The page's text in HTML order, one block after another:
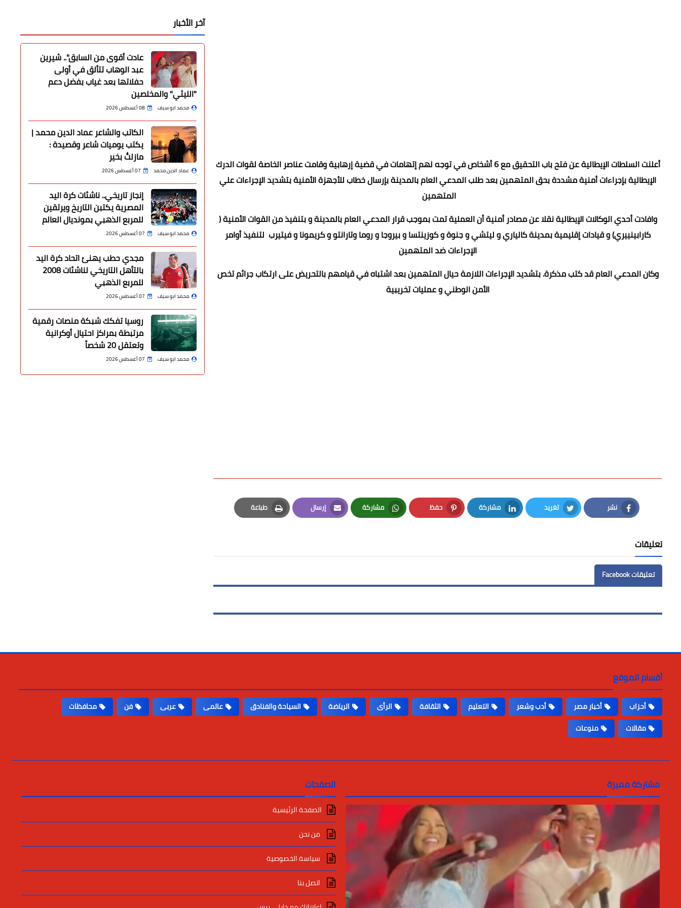
أعلنت السلطات الإيطالية عن فتح باب التحقيق مع 6 أشخاص في توجه لهم إتهامات في قضية إرهابية وقامت عناصر الخاصة لقوات الدرك
الإيطالية بإجراءات أمنية مشددة بحق المتهمين بعد طلب المدعي العام بالمدينة بإرسال خطاب للأجهزة الأمنية بتشديد الإجراءات علي
المتهمين
وافادت أحدي الوكالات الإيطالية نقلا عن مصادر أمنية أن العملية تمت بموجب قرار المدعي العام بالمدينة و بتنفيذ من القوات الأمنية (
كارابينييري) و قيادات إقليمية بمدينة كالياري و ليتشي و جنوة و كوزينتسا و بيروجا و روما وتارانتو و كريمونا و فيتيرب لتنفيذ أوامر
الإجراءات ضد المتهمين
وكان المدعي العام قد كتب مذكرة. بتشديد الإجراءات اللازمة حيال المتهمين بعد اشتباه في قيامهم بالتحريض على ارتكاب جرائم تخص
الأمن الوطني و عمليات تخريبية
نشر
Facebook
تغريد
Twitter
مشاركة
LinkedIn
حفظ
Pinterest
مشاركة
Whatsapp
إرسال
Email
طباعة
Print
تعليقات
تعليقات Facebook
آخر الأخبار
عادت أقوى من السابق".. شيرين
عبد الوهاب تتألق في أولى
حفلاتها بعد غياب بفضل دعم
"الليثي" والمخلصين
محمد ابو سيف 08 أغسطس 2026
الكاتب والشاعر عماد الدين محمد |
يكتب يوميات شاعر وقصيدة :
مازلتُ بخير
عماد الدين محمد 07 أغسطس 2026
إنجاز تاريخي.. ناشئات كرة اليد
المصرية يكتبن التاريخ ويرتقين
للمربع الذهبي بمونديال العالم
محمد ابو سيف 07 أغسطس 2026
مجدي حطب يهنئ اتحاد كرة اليد
بالتأهل التاريخي لناشئات 2008
للمربع الذهبي
محمد ابو سيف 07 أغسطس 2026
روسيا تفكك شبكة منصات رقمية
مرتبطة بمراكز احتيال أوكرانية
وتعتقل 20 شخصاً
محمد ابو سيف 07 أغسطس 2026
أقسام الموقع
أحزاب أخبار مصر أدب وشعر التعليم الثقافة الرأى الرياضة السياحة والفنادق عالمى عربى فن
محافظات
مقالات
منوعات
مشاركة مميزة الصفحات
الصفحة الرئيسية
من نحن
سياسة الخصوصية
اتصل بنا